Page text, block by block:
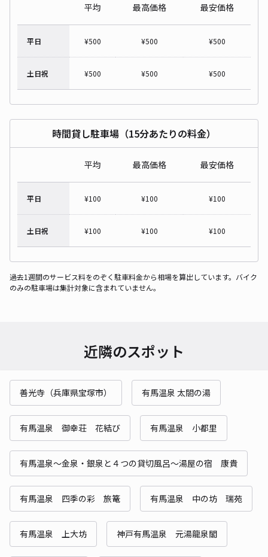
平均 最高価格 最安価格
平日 ¥500 ¥500 ¥500
土日祝 ¥500 ¥500 ¥500
時間貸し駐車場（15分あたりの料金）
平均 最高価格 最安価格
平日 ¥100 ¥100 ¥100
土日祝 ¥100 ¥100 ¥100
過去1週間のサービス料をのぞく駐車料金から相場を算出しています。バイク
のみの駐車場は集計対象に含まれていません。
近隣のスポット
善光寺（兵庫県宝塚市） 有馬温泉 太閤の湯
有馬温泉 御幸荘 花結び 有馬温泉 小都里
有馬温泉〜金泉・銀泉と４つの貸切風呂〜湯屋の宿 康貴
有馬温泉 四季の彩 旅篭 有馬温泉 中の坊 瑞苑
有馬温泉 上大坊 神戸有馬温泉 元湯龍泉閣